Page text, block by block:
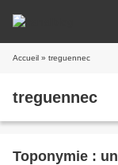
Accueil » treguennec
treguennec
Toponymie :